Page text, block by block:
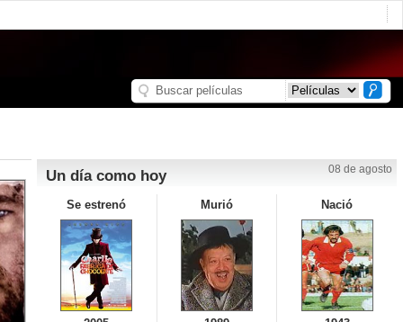
Un día como hoy 08 de agosto
Se estrenó Murió Nació